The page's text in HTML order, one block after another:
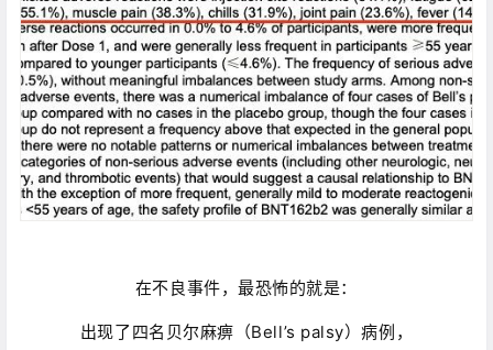
在不良事件，最恐怖的就是：
出现了四名贝尔麻痹（Bell’s palsy）病例，